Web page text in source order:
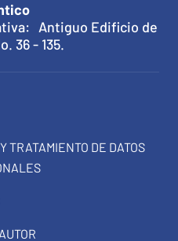
Antiguo Edificio de
36 - 135.
TRATAMIENTO DE DATOS